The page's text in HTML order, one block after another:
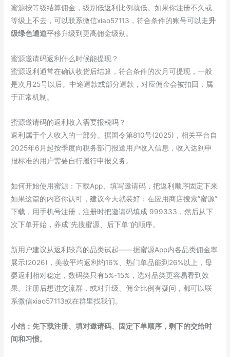
蜜源按等级结算佣金，级别低返利比例就低。如果你注册不久或
等级上不去，可以联系微信xiao57113，符合条件的账号可以走升
级绿色通道平移升级到更高佣金级别。
蜜源邀请码返利什么时候能提现？
蜜源返利通常在确认收货后结算，符合条件的次月可提现，一般
是次月25号以后。中途退款或部分退款，对应佣金会被扣回，属
于正常机制。
蜜源邀请码的返利收入需要报税吗？
返利属于个人收入的一部分。据国令第810号(2025)，相关平台自
2025年6月起按季度向税务部门报送用户收入信息，收入达到申
报标准的用户需要自行履行申报义务。
如何开始使用蜜源：下载App、填写邀请码，把返利顺序固定下来
如果这篇的内容你认可，建议今天就装好：在应用商店搜索”蜜源”
下载，用手机号注册，注册时把邀请码填成 999333，然后从下
次下单开始，养成”先搜蜜源、后下单”的顺序。
新用户建议从返利较高的品类试起——据蜜源App内各品类佣金率
展示(2026)，美妆平均返利约16%、热门单品能到26%以上，母
婴返利相对稳定，数码类只有5%-15%，选对品类更容易看到效
果。注册后想进交流群，或对升级、佣金比例有疑问，都可以联
系微信xiao57113或在群里找我们。
小结：先下载注册、填对邀请码、固定下单顺序，剩下的交给时
间和习惯。